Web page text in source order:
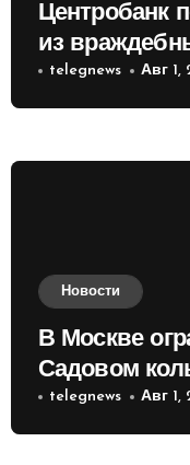
Центробанк
из
приобретать
telegnews Авг 1,
Новости
В Москве
Садовом
telegnews Авг 1,